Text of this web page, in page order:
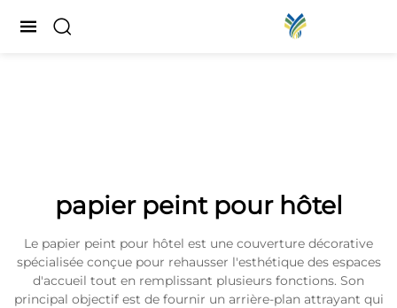
papier peint pour hôtel
Le papier peint pour hôtel est une couverture décorative
spécialisée conçue pour rehausser l'esthétique des espaces
d'accueil tout en remplissant plusieurs fonctions. Son
principal objectif est de fournir un arrière-plan attrayant qui